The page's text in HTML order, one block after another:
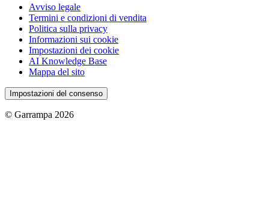
Avviso legale
Termini e condizioni di vendita
Politica sulla privacy
Informazioni sui cookie
Impostazioni dei cookie
AI Knowledge Base
Mappa del sito
Impostazioni del consenso
© Garrampa 2026